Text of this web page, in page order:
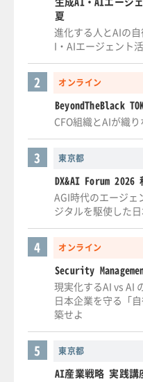
夏
進化する人とAIの
I・AIエージェント
オンライン
2
BeyondTheBlack
CFO組織とAIが織
東京都
3
DX&AI Forum 2026
AGI時代のエージ
ジタルを駆使した
オンライン
4
Security
現実化するAI vs AI
日本企業を守る「
築せよ
東京都
5
AI産業戦略 実践講